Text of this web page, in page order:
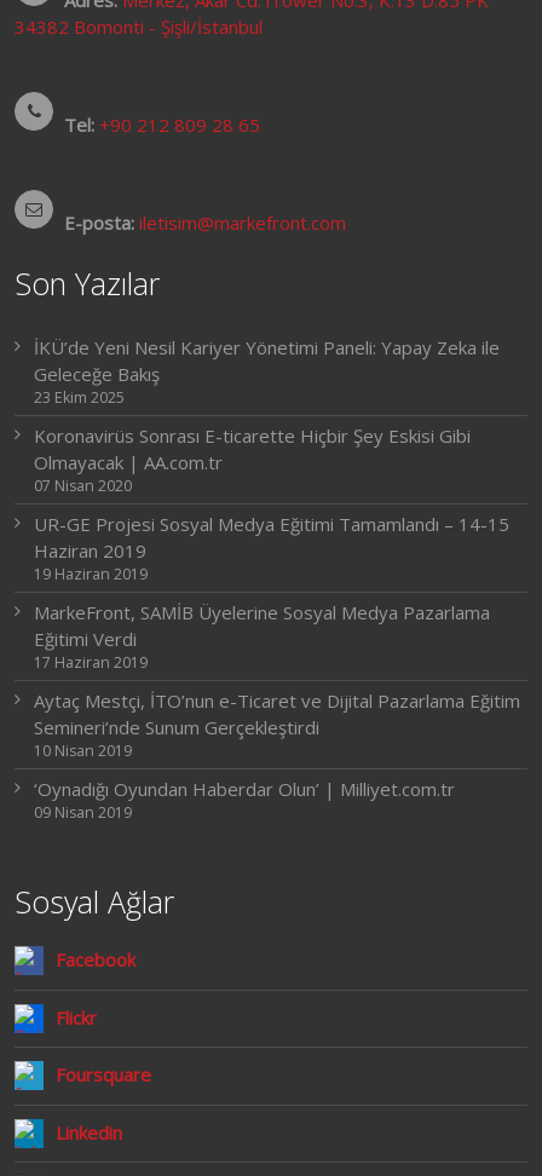
34382 Bomonti - Şişli/İstanbul
Tel: +90 212 809 28 65
E-posta: iletisim@markefront.com
Son Yazılar
İKÜ’de Yeni Nesil Kariyer Yönetimi Paneli: Yapay Zeka ile
Geleceğe Bakış
23 Ekim 2025
Koronavirüs Sonrası E-ticarette Hiçbir Şey Eskisi Gibi
Olmayacak | AA.com.tr
07 Nisan 2020
UR-GE Projesi Sosyal Medya Eğitimi Tamamlandı – 14-15
Haziran 2019
19 Haziran 2019
MarkeFront, SAMİB Üyelerine Sosyal Medya Pazarlama
Eğitimi Verdi
17 Haziran 2019
Aytaç Mestçi, İTO’nun e-Ticaret ve Dijital Pazarlama Eğitim
Semineri’nde Sunum Gerçekleştirdi
10 Nisan 2019
‘Oynadığı Oyundan Haberdar Olun’ | Milliyet.com.tr
09 Nisan 2019
Sosyal Ağlar
Facebook
Flickr
Foursquare
Linkedin